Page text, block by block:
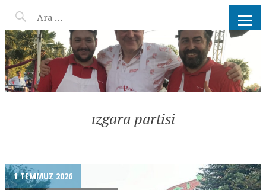
AHMET KATER KÖMÜR
ATEŞINDE BARBEKÜ, IZGARA,
MANGAL PARTISI
HIZMETLERI
ızgara partisi
1 TEMMUZ 2026